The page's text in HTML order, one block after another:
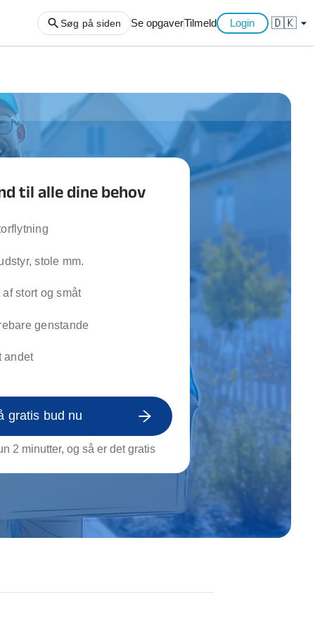
af haveaffald
af storskrald
hvidevarer
af tagrende
rengøring
Søg på siden Se opgaverTilmeld Login 🇩🇰 arrow_drop_down
til alle dine behov
stole mm.
af stort og småt
genstande
andet
gratis bud nu
2 minutter, og så er det gratis